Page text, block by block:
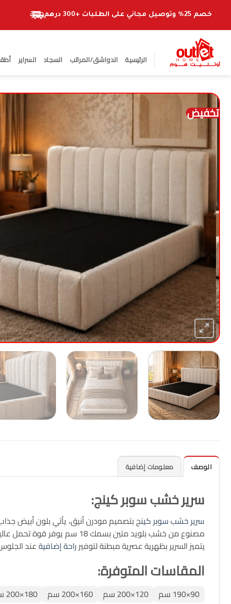
للمحتوىخصم 25% وتوصيل مجاني على الطلبات +300 درهم
الرئيسية الدواشق/المراتب السجاد السراير
تخفيض
الوصف معلومات إضافية
سرير خشب سوبر كينج:
سرير خشب سوبر كينج بتصميم مودرن أنيق، يأتي بلون أبيض
مصنوع من خشب بلويد متين بسمك 18 سم يوفر قوة تحمل عالية وثبات ممتاز، ومغطى بقماش فرو باندا عالي الجودة يتميز بالنعومة والمظهر الفاخر مع تحمل ممتاز للاستخدام اليومي.
يتميز السرير بظهرية عصرية مبطنة لتوفير راحة إضافيةعند
المقاسات المتوفرة:
90×190 سم 120×200 سم 160×200 سم 180×200 سم